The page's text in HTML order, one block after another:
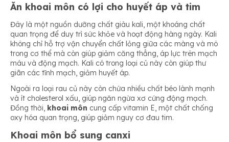
Ăn khoai môn có lợi cho huyết áp và tim
Đây là một nguồn dưỡng chất giàu kali, một khoáng chất
quan trọng để duy trì sức khỏe và hoạt động hàng ngày. Kali
không chỉ hỗ trợ vận chuyển chất lỏng giữa các màng và mô
trong cơ thể mà còn giúp giảm căng thẳng, áp lực trên mạch
máu và động mạch. Kali có trong loại củ này còn giúp thư
giãn các tĩnh mạch, giảm huyết áp.
Ngoài ra loại rau củ này còn chứa nhiều chất béo lành mạnh
và ít cholesterol xấu, giúp ngăn ngừa xơ cứng động mạch.
Đồng thời, khoai môn cung cấp vitamin E, một chất chống
oxy hóa quan trọng, giúp giảm nguy cơ đau tim.
Khoai môn bổ sung canxi